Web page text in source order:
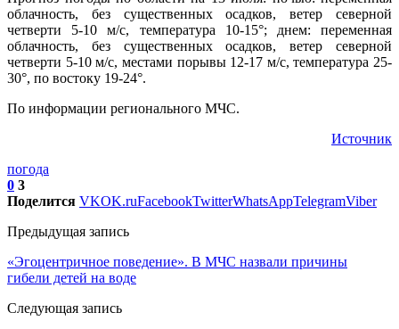
облачность, без существенных осадков, ветер северной
четверти 5-10 м/с, температура 10-15°; днем: переменная
облачность, без существенных осадков, ветер северной
четверти 5-10 м/с, местами порывы 12-17 м/с, температура 25-
30°, по востоку 19-24°.
По информации регионального МЧС.
Источник
погода
0 3
Поделится VKOK.ruFacebookTwitterWhatsAppTelegramViber
Предыдущая запись
«Эгоцентричное поведение». В МЧС назвали причины
гибели детей на воде
Следующая запись